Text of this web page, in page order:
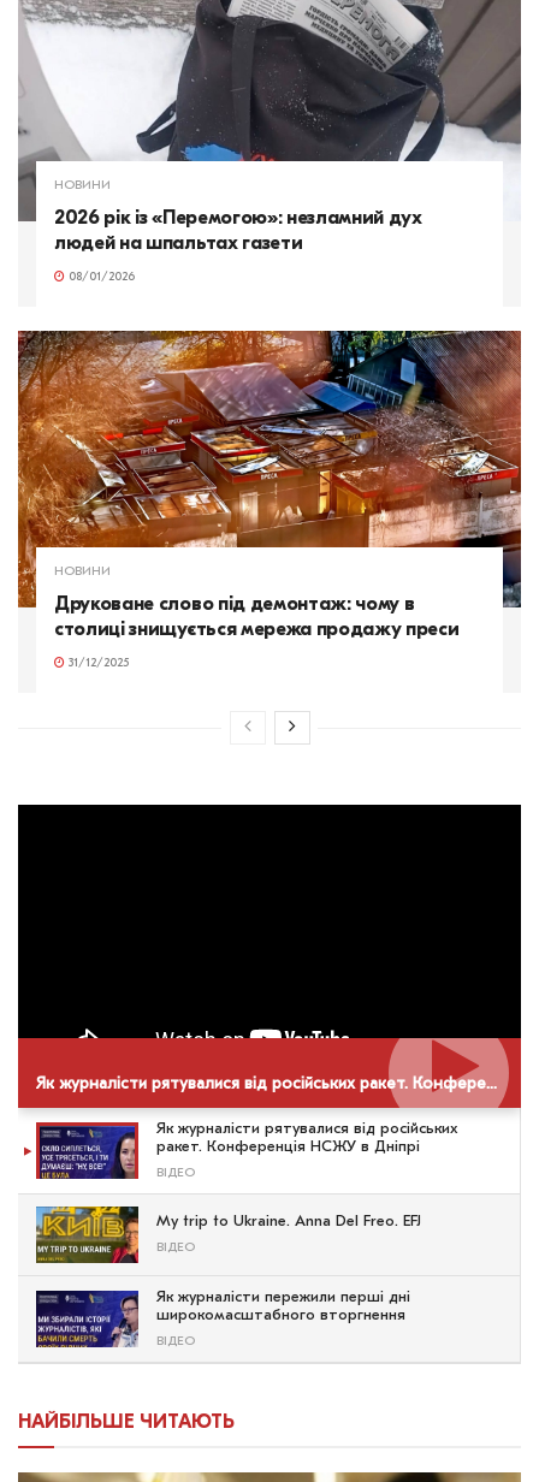
НОВИНИ
2026 рік із «Перемогою»: незламний дух
людей на шпальтах газети
08/01/2026
НОВИНИ
Друковане слово під демонтаж: чому в
столиці знищується мережа продажу преси
31/12/2025
Як журналісти рятувалися від російських ракет. Конференція НСЖУ в Дніпрі
Як журналісти рятувалися від російських
ракет. Конференція НСЖУ в Дніпрі
ВІДЕО
My trip to Ukraine. Anna Del Freo. EFJ
ВІДЕО
Як журналісти пережили перші дні
широкомасштабного вторгнення
ВІДЕО
НАЙБІЛЬШЕ ЧИТАЮТЬ